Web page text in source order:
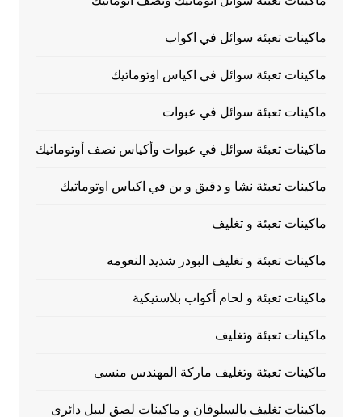
ماكينات تعبئة سوائل في اكواب
ماكينات تعبئة سوائل في اكياس اوتوماتيك
ماكينات تعبئة سوائل في عبوات
ماكينات تعبئة سوائل في عبوات وأكياس نصف أوتوماتيك
ماكينات تعبئة نشا و دقيق و بن في اكياس اوتوماتيك
ماكينات تعبئة و تغليف
ماكينات تعبئة و تغليف البودر شديد النعومه
ماكينات تعبئة و لحام أكواب بلاستيكية
ماكينات تعبئة وتغليف
ماكينات تعبئة وتغليف ماركة المهندس منسى
ماكينات تغليف بالسلوفان و ماكينات لصق ليبل دائرى